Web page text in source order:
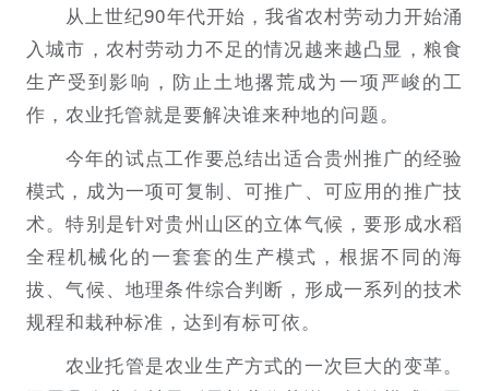
从上世纪90年代开始，我省农村劳动力开始涌
入城市，农村劳动力不足的情况越来越凸显，粮食
生产受到影响，防止土地撂荒成为一项严峻的工
作，农业托管就是要解决谁来种地的问题。
今年的试点工作要总结出适合贵州推广的经验
模式，成为一项可复制、可推广、可应用的推广技
术。特别是针对贵州山区的立体气候，要形成水稻
全程机械化的一套套的生产模式，根据不同的海
拔、气候、地理条件综合判断，形成一系列的技术
规程和栽种标准，达到有标可依。
农业托管是农业生产方式的一次巨大的变革。